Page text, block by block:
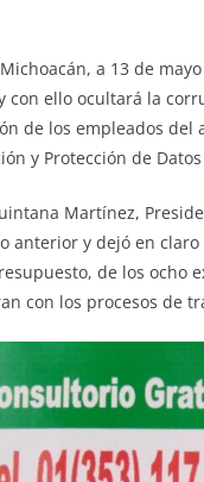
a 13 de
con ello ocultará la
de los empleados del
y Protección de Datos
Martínez,
anterior y dejó en
de los ocho
con los procesos de